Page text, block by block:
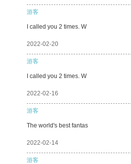
游客
I called you 2 times. W
2022-02-20
游客
I called you 2 times. W
2022-02-16
游客
The world's best fantas
2022-02-14
游客